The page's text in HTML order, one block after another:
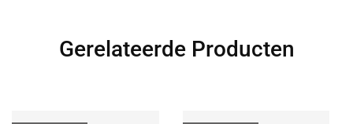
Gerelateerde Producten